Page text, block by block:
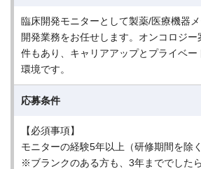
臨床開発モニターとして製薬/医療機器
開発業務をお任せします。オンコロジ
件もあり、キャリアアップとプライベー
環境です。
応募条件
【必須事項】
モニターの経験5年以上（研修期間を除く
※ブランクのある方も、3年まででした